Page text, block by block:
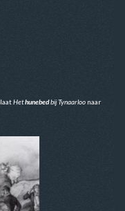
Hethunebedbij Tynaarloo naar